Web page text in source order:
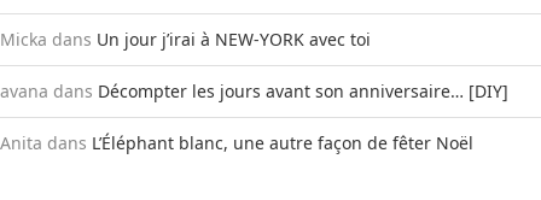
Micka dans Un jour j’irai à NEW-YORK avec toi
avana dans Décompter les jours avant son anniversaire… [DIY]
Anita dans L’Éléphant blanc, une autre façon de fêter Noël